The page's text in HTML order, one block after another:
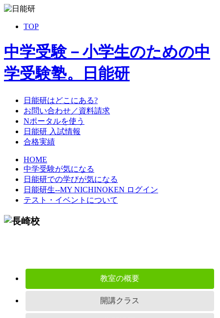
TOP
中学受験－小学生のための中
学受験塾。日能研
日能研はどこにある?
お問い合わせ／資料請求
Nポータルを使う
日能研 入試情報
合格実績
HOME
中学受験が気になる
日能研での学びが気になる
日能研生--MY NICHINOKEN ログイン
テスト・イベントについて
教室の概要
開講クラス